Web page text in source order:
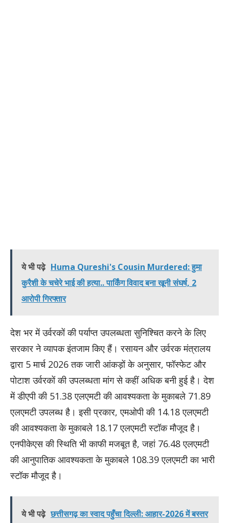
ये भी पढ़े Huma Qureshi's Cousin Murdered: हुमा
कुरैशी के चचेरे भाई की हत्या.. पार्किंग विवाद बना खूनी संघर्ष, 2
आरोपी गिरफ्तार
देश भर में उर्वरकों की पर्याप्त उपलब्धता सुनिश्चित करने के लिए
सरकार ने व्यापक इंतजाम किए हैं। रसायन और उर्वरक मंत्रालय
द्वारा 5 मार्च 2026 तक जारी आंकड़ों के अनुसार, फॉस्फेट और
पोटाश उर्वरकों की उपलब्धता मांग से कहीं अधिक बनी हुई है। देश
में डीएपी की 51.38 एलएमटी की आवश्यकता के मुकाबले 71.89
एलएमटी उपलब्ध है। इसी प्रकार, एमओपी की 14.18 एलएमटी
की आवश्यकता के मुकाबले 18.17 एलएमटी स्टॉक मौजूद है।
एनपीकेएस की स्थिति भी काफी मजबूत है, जहां 76.48 एलएमटी
की आनुपातिक आवश्यकता के मुकाबले 108.39 एलएमटी का भारी
स्टॉक मौजूद है।
ये भी पढ़े छत्तीसगढ़ का स्वाद पहुँचा दिल्ली: आहार-2026 में बस्तर